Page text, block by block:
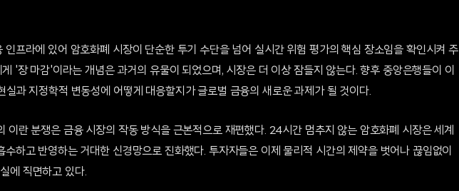
인프라에 있어 암호화폐 시장이 단순한 투기 수단을 넘어 실시간 위험 평가의 핵심 장소임을 확인시켜 주
'장 마감'이라는 개념은 과거의 유물이 되었으며, 시장은 더 이상 잠들지 않는다. 향후 중앙은행들이 이
실과 지정학적 변동성에 어떻게 대응할지가 글로벌 금융의 새로운 과제가 될 것이다.
란 분쟁은 금융 시장의 작동 방식을 근본적으로 재편했다. 24시간 멈추지 않는 암호화폐 시장은 세계
수하고 반영하는 거대한 신경망으로 진화했다. 투자자들은 이제 물리적 시간의 제약을 벗어나 끊임없이
에 직면하고 있다.